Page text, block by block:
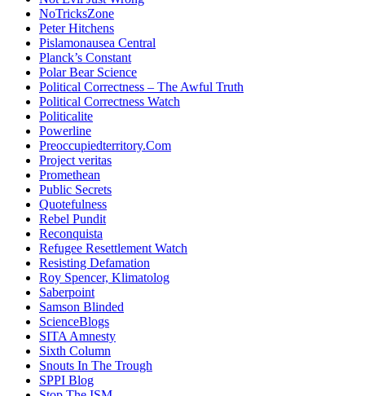
NoTricksZone
Peter Hitchens
Pislamonausea Central
Planck’s Constant
Polar Bear Science
Political Correctness – The Awful Truth
Political Correctness Watch
Politicalite
Powerline
Preoccupiedterritory.Com
Project veritas
Promethean
Public Secrets
Quotefulness
Rebel Pundit
Reconquista
Refugee Resettlement Watch
Resisting Defamation
Roy Spencer, Klimatolog
Saberpoint
Samson Blinded
ScienceBlogs
SITA Amnesty
Sixth Column
Snouts In The Trough
SPPI Blog